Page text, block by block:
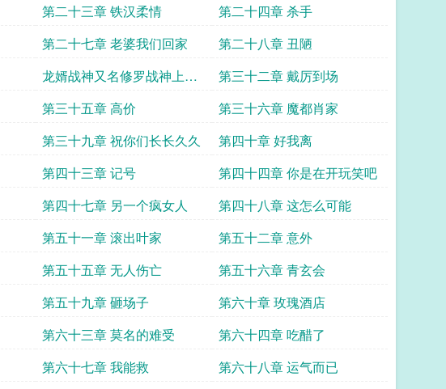
第二十三章 铁汉柔情
第二十四章 杀手
第二十七章 老婆我们回家
第二十八章 丑陋
龙婿战神又名修罗战神上门
龙婿第三十一章 谣言
第三十二章 戴厉到场
第三十五章 高价
第三十六章 魔都肖家
第三十九章 祝你们长长久久
第四十章 好我离
第四十三章 记号
第四十四章 你是在开玩笑吧
第四十七章 另一个疯女人
第四十八章 这怎么可能
第五十一章 滚出叶家
第五十二章 意外
第五十五章 无人伤亡
第五十六章 青玄会
第五十九章 砸场子
第六十章 玫瑰酒店
第六十三章 莫名的难受
第六十四章 吃醋了
第六十七章 我能救
第六十八章 运气而已